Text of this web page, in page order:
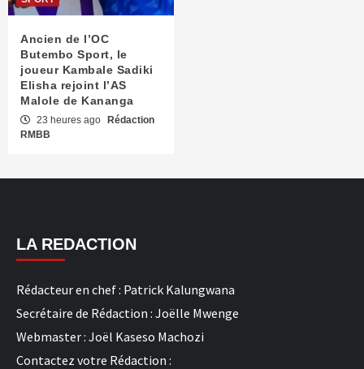
Ancien de l’OC
Butembo Sport, le
joueur Kambale Sadiki
Elisha rejoint l’AS
Malole de Kananga
23 heures ago Rédaction
RMBB
LA REDACTION
Rédacteur en chef : Patrick Kalungwana
Secrétaire de Rédaction : Joëlle Mwenge
Webmaster : Joël Kaseso Machozi
Contactez votre Rédaction :